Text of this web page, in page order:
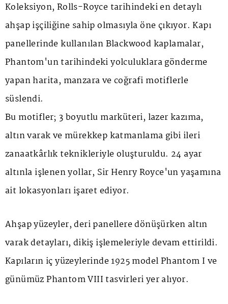
Koleksiyon, Rolls-Royce tarihindeki en detaylı
ahşap işçiliğine sahip olmasıyla öne çıkıyor. Kapı
panellerinde kullanılanBlackwoodkaplamalar,
Phantom'un tarihindeki yolculuklara gönderme
yapan harita, manzara ve coğrafi motiflerle
süslendi.
Bu motifler; 3 boyutlu marküteri, lazer kazıma,
altın varak ve mürekkep katmanlama gibi ileri
zanaatkârlık teknikleriyle oluşturuldu. 24 ayar
altınla işlenen yollar, Sir Henry Royce'un yaşamına
ait lokasyonları işaret ediyor.
Ahşap yüzeyler, deri panellere dönüşürken altın
varak detayları, dikiş işlemeleriyle devam ettirildi.
Kapıların iç yüzeylerinde 1925 modelPhantom I ve
günümüzPhantom VIII tasvirleri yer alıyor.